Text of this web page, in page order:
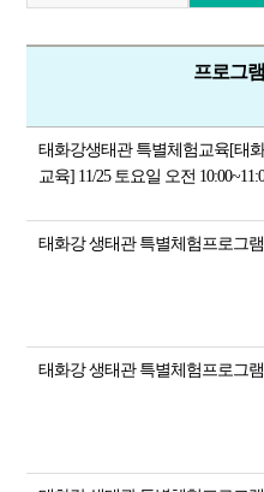
프로그
태화강생태관 특별체험교육[태
교육] 11/25 토요일 오전
태화강 생태관 특별체험프로그
태화강 생태관 특별체험프로그